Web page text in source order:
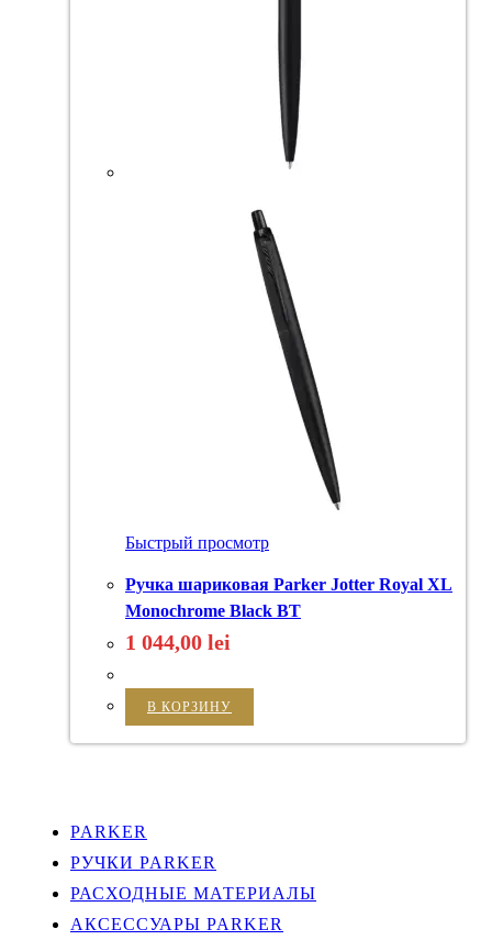
Быстрый просмотр
Ручка шариковая Parker Jotter Royal XL
Monochrome Black BT
1 044,00 lei
В КОРЗИНУ
PARKER
РУЧКИ PARKER
РАСХОДНЫЕ МАТЕРИАЛЫ
АКСЕССУАРЫ PARKER